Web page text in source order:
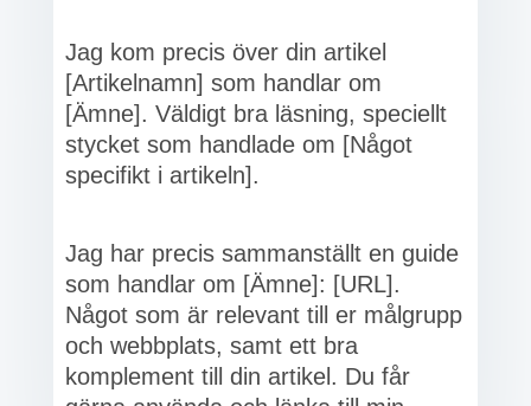
Jag kom precis över din artikel
[Artikelnamn] som handlar om
[Ämne]. Väldigt bra läsning, speciellt
stycket som handlade om [Något
specifikt i artikeln].
Jag har precis sammanställt en guide
som handlar om [Ämne]: [URL].
Något som är relevant till er målgrupp
och webbplats, samt ett bra
komplement till din artikel. Du får